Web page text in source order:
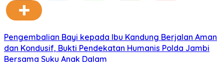
Pengembalian Bayi kepada Ibu Kandung Berjalan Aman
dan Kondusif, Bukti Pendekatan Humanis Polda Jambi
Bersama Suku Anak Dalam